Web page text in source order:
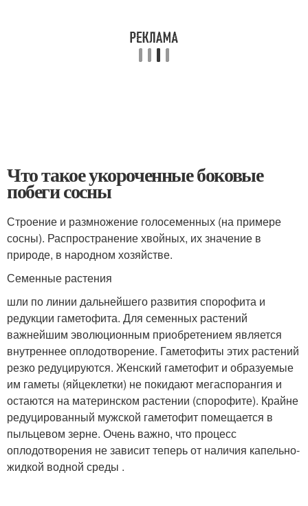
Что такое укороченные боковые
побеги сосны
Строение и размножение голосеменных (на примере
сосны). Распространение хвойных, их значение в
природе, в народном хозяйстве.
Семенные растения
шли по линии дальнейшего развития спорофита и
редукции гаметофита. Для семенных растений
важнейшим эволюционным приобретением является
внутреннее оплодотворение. Гаметофиты этих растений
резко редуцируются. Женский гаметофит и образуемые
им гаметы (яйцеклетки) не покидают мегаспорангия и
остаются на материнском растении (спорофите). Крайне
редуцированный мужской гаметофит помещается в
пыльцевом зерне. Очень важно, что процесс
оплодотворения не зависит теперь от наличия капельно-
жидкой водной среды .